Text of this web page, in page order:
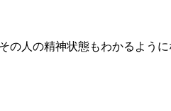
の人の精神状態もわかるように